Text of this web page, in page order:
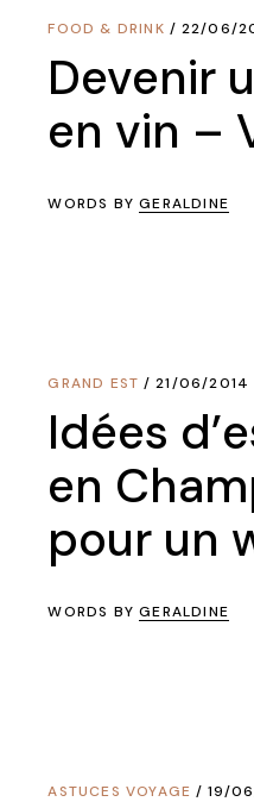
FOOD & DRINK 22/06/
Devenir
en vin –
WORDS BYGERALDINE
GRAND EST 21/06/2014
Idées
en
pour un
WORDS BYGERALDINE
ASTUCES VOYAGE 19/